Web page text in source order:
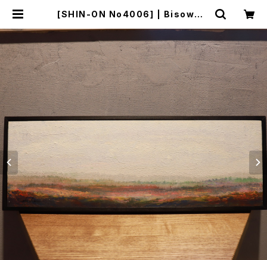
[SHIN-ON No4006] | Bisowa b